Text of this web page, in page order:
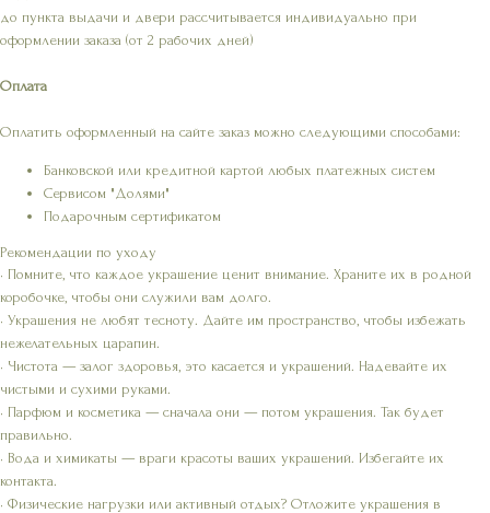
до пункта выдачи и двери рассчитывается индивидуально при
оформлении заказа (от 2 рабочих дней)
Оплата
Оплатить оформленный на сайте заказ можно следующими способами:
Банковской или кредитной картой любых платежных систем
Сервисом "Долями"
Подарочным сертификатом
Рекомендации по уходу
• Помните, что каждое украшение ценит внимание. Храните их в родной
коробочке, чтобы они служили вам долго.
• Украшения не любят тесноту. Дайте им пространство, чтобы избежать
нежелательных царапин.
• Чистота — залог здоровья, это касается и украшений. Надевайте их
чистыми и сухими руками.
• Парфюм и косметика — сначала они — потом украшения. Так будет
правильно.
• Вода и химикаты — враги красоты ваших украшений. Избегайте их
контакта.
• Физические нагрузки или активный отдых? Отложите украшения в